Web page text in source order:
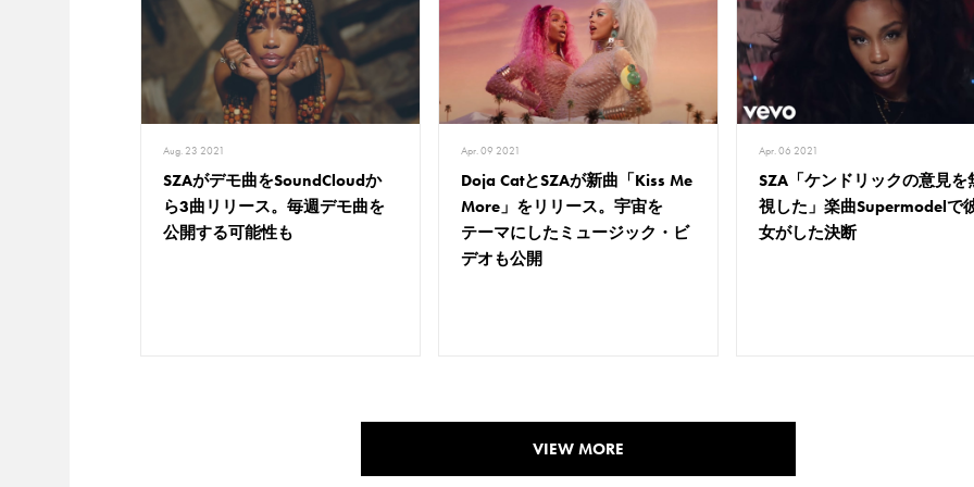
Aug. 23 2021
SZAがデモ曲をSoundCloudか
ら3曲リリース。毎週デモ曲を
公開する可能性も
Apr. 09 2021
Doja CatとSZAが新曲「Kiss Me
More」をリリース。宇宙を
テーマにしたミュージック・ビ
デオも公開
Apr. 06 2021
SZA「ケンドリックの意見を
視した」楽曲Supermodelで
女がした決断
VIEW MORE